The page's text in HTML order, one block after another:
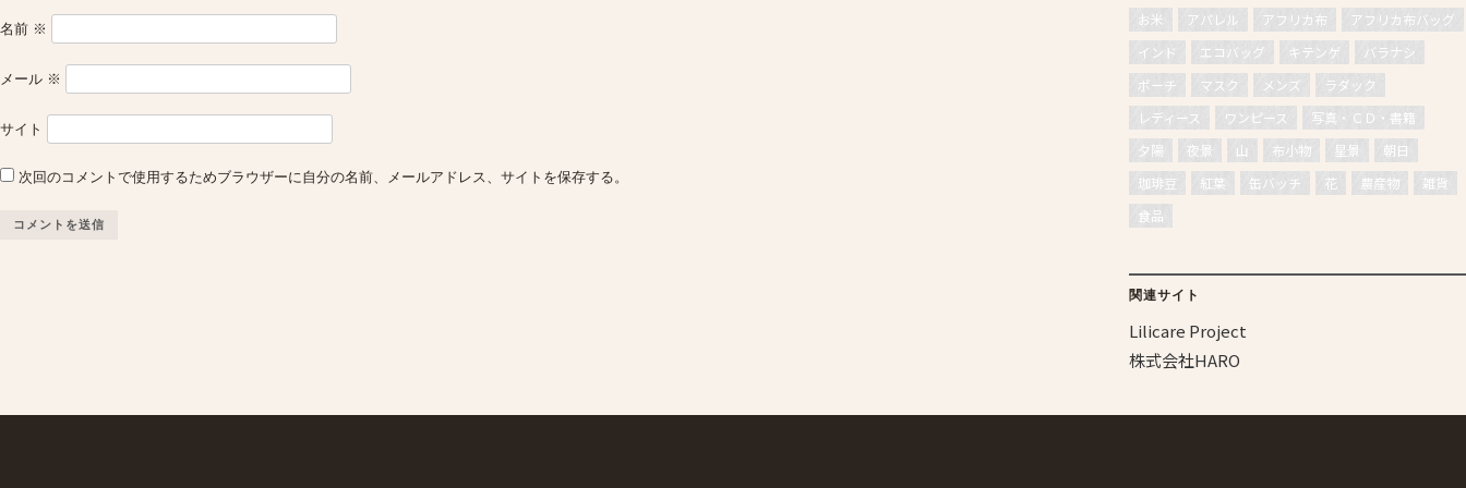
名前 ※
メール ※
サイト
次回のコメントで使用するためブラウザーに自分の名前、メールアドレス、サイトを保存する。
お米 アパレル アフリカ布
アフリカ布バッグ
インド
エコバッグ キテンゲ
バラナシ
ポーチ
マスク メンズ
ラダック
レディース
ワンピース
写真・ＣＤ・書籍
夕陽
夜景 山 布小物 星景
朝日
珈琲豆
紅葉 缶バッチ 花 農産物
雑貨
食品
関連サイト
Lilicare Project
株式会社HARO